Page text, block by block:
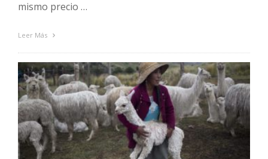
mismo precio …
Leer Más